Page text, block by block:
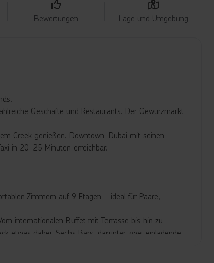
Bewertungen Lage und Umgebung
Geschäfte und Restaurants. Der Gewürzmarkt
Creek genießen. Downtown-Dubai mit seinen
in 20-25 Minuten erreichbar.
Zimmern auf 9 Etagen – ideal für Paare,
internationalen Buffet mit Terrasse bis hin zu
etwas dabei. Sechs Bars, darunter zwei einladende